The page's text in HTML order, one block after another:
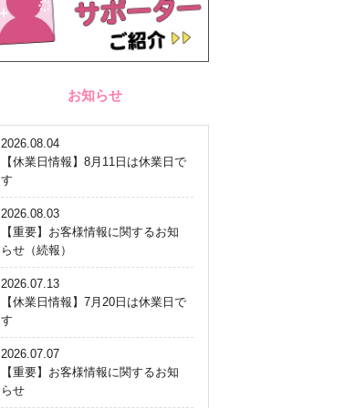
お知らせ
2026.08.04
【休業日情報】8月11日は休業日で
す
2026.08.03
【重要】お客様情報に関するお知
らせ（続報）
2026.07.13
【休業日情報】7月20日は休業日で
す
2026.07.07
【重要】お客様情報に関するお知
らせ